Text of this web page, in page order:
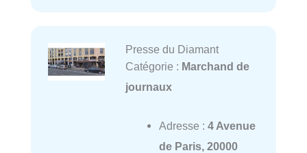
Presse du Diamant
Catégorie : Marchand de
journaux
Adresse : 4 Avenue
de Paris, 20000